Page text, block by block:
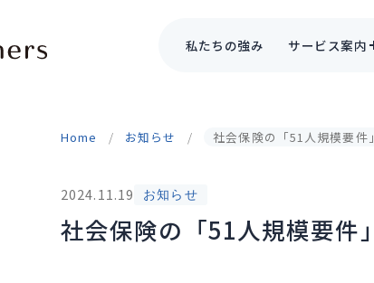
私たちの強み サービス案内
Home お知らせ 社会保険の「51人規模要件
2024.11.19 お知らせ
社会保険の「51人規模要件